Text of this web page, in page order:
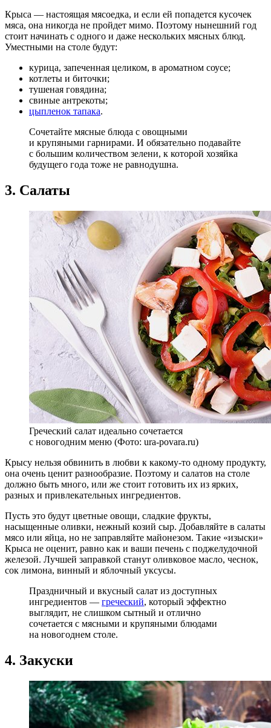
Крыса — настоящая мясоедка, и если ей попадется кусочек
мяса, она никогда не пройдет мимо. Поэтому нынешний год
стоит начинать с одного и даже нескольких мясных блюд.
Уместными на столе будут:
курица, запеченная целиком, в ароматном соусе;
котлеты и биточки;
тушеная говядина;
свиные антрекоты;
цыпленок тапака.
Сочетайте мясные блюда с овощными
и крупяными гарнирами. И обязательно подавайте
с большим количеством зелени, к которой хозяйка
будущего года тоже не равнодушна.
3. Салаты
Греческий салат идеально сочетается
с новогодним меню (Фото: ura-povara.ru)
Крысу нельзя обвинить в любви к какому-то одному продукту,
она очень ценит разнообразие. Поэтому и салатов на столе
должно быть много, или же стоит готовить их из ярких,
разных и привлекательных ингредиентов.
Пусть это будут цветные овощи, сладкие фрукты,
насыщенные оливки, нежный козий сыр. Добавляйте в салаты
мясо или яйца, но не заправляйте майонезом. Такие «изыски»
Крыса не оценит, равно как и ваши печень с поджелудочной
железой. Лучшей заправкой станут оливковое масло, чеснок,
сок лимона, винный и яблочный уксусы.
Праздничный и вкусный салат из доступных
ингредиентов — греческий, который эффектно
выглядит, не слишком сытный и отлично
сочетается с мясными и крупяными блюдами
на новогоднем столе.
4. Закуски